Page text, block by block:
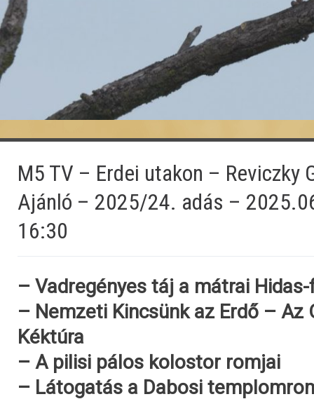
M5 TV – Erdei utakon – Reviczky
Ajánló – 2025/24. adás –
16:30
– Vadregényes táj a mátrai
– Nemzeti Kincsünk az Erdő – Az
Kéktúra
– A pilisi pálos kolostor romjai
– Látogatás a Dabosi